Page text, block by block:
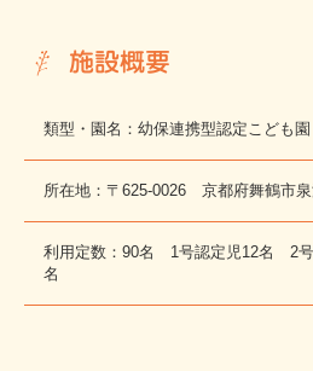
施設概要
類型・園名：幼保連携型認定こども
所在地：〒625-0026 京都府舞鶴市
利用定数：90名 1号認定児12名 2
名